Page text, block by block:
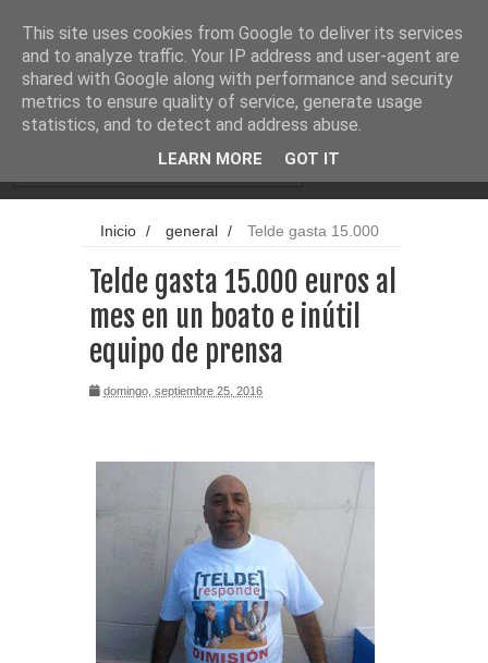
Cargando...
Inicio / general /
Telde gasta 15.000
prensa
Telde gasta 15.000 euros al
mes en un boato e inútil
equipo de prensa
domingo, septiembre 25, 2016
This site uses cookies from Google to deliver its services
and to analyze traffic. Your IP address and user-agent are
shared with Google along with performance and security
metrics to ensure quality of service, generate usage
statistics, and to detect and address abuse.
LEARN MORE GOT IT